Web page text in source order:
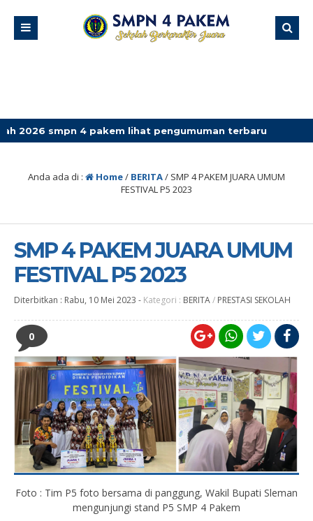
4 pakem lihat pengumuman terbaru
Anda ada di : Home/ BERITA/ SMP 4 PAKEM JUARA UMUM
FESTIVAL P5 2023
SMP 4 PAKEM JUARA UMUM
FESTIVAL P5 2023
Diterbitkan : Rabu, 10 Mei 2023 - Kategori : BERITA/ PRESTASI SEKOLAH
0
Foto : Tim P5 foto bersama di panggung, Wakil Bupati Sleman
mengunjungi stand P5 SMP 4 Pakem